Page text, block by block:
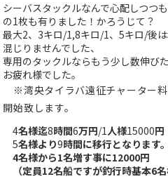
シーバスタックルなんで心配しつつ
の1枚も有りました！かろうじて？
最大2、3キロ/1,8キロ/1、5キロ/後
混じりませんでした、
専用のタックルならもう少し数伸び
お疲れ様でした。
※湾央タイラバ遠征チャーター
開始致します。
4名様迄8時間6万円/1人様15000円
5名様より9時間に移行となります。
4名様から1名増す事に12000円
（定員12名船ですが釣行時基本